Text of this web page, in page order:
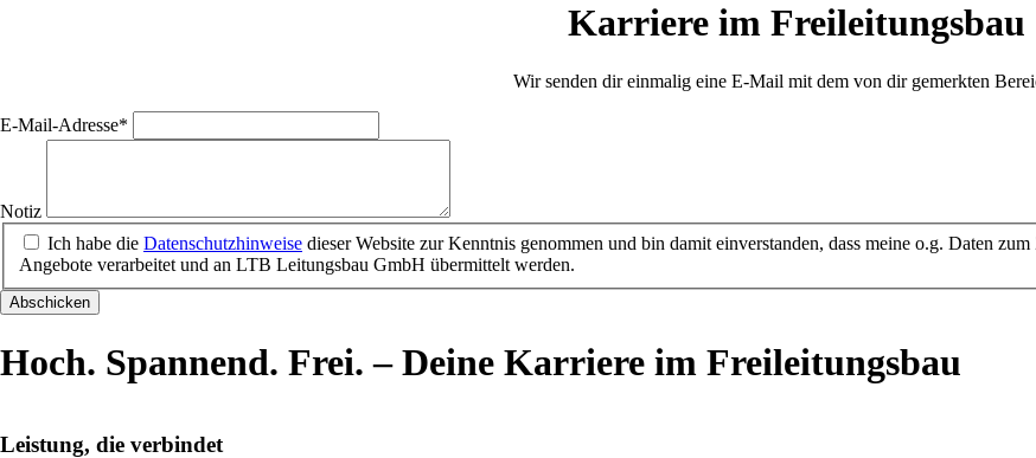
Karriere im Freileitungsbau
Wir senden dir einmalig eine E-Mail mit dem von dir gemerkten
Pflichtfeld
E-Mail-Adresse*
Notiz
Ich habe die Datenschutzhinweise dieser Website zur Kenntnis genommen und bin damit einverstanden, dass meine o.g. Daten
Angebote verarbeitet und an LTB Leitungsbau GmbH übermittelt werden.
Abschicken
Hoch. Spannend. Frei. – Deine Karriere im Freileitungsbau
Leistung, die verbindet